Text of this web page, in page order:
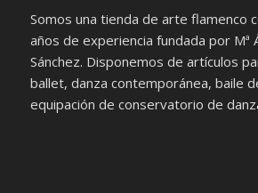
Somos una tienda de arte flamenco
años de experiencia fundada por Mª
Sánchez. Disponemos de artículos
ballet, danza contemporánea, baile
equipación de conservatorio de